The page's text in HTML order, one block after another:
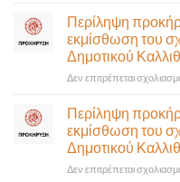
Περίληψη
εκμίσθωση του
Δημοτικού
Δεν επιτρέπεται
Περίληψη
εκμίσθωση του
Δημοτικού
Δεν επιτρέπεται